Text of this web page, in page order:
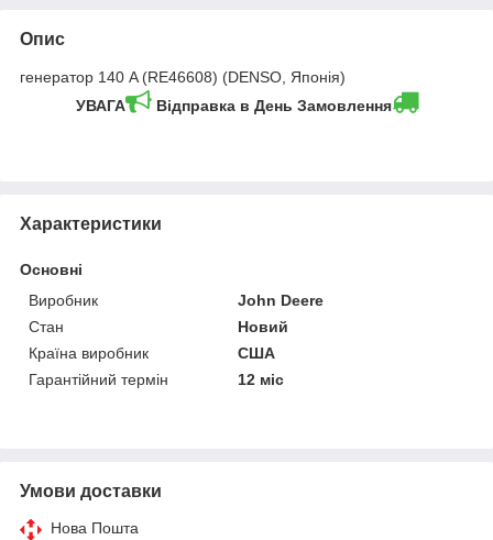
Опис
генератор 140 A (RE46608) (DENSO, Японія)
УВАГА
Відправка в День Замовлення
Характеристики
Основні
Виробник
John Deere
Стан
Новий
Країна виробник
США
Гарантійний термін
12 міс
Умови доставки
Нова Пошта